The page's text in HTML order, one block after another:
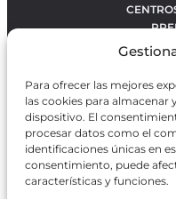
Para ofrecer las mejores
las cookies para almacenar
dispositivo. El
procesar datos como el
identificaciones únicas en
consentimiento, puede
características y funciones.
BÚSQUEDA